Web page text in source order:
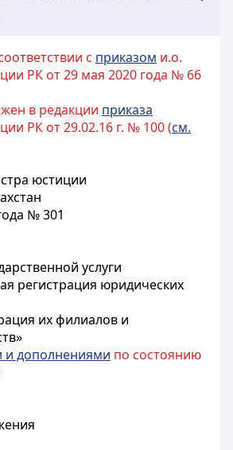
с приказом и.о.
РК от 29 мая 2020 года № 66
в редакции приказа
РК от 29.02.16 г. № 100 (см.
юстиции
№ 301
услуги
регистрация юридических
их филиалов и
и дополнениями по состоянию